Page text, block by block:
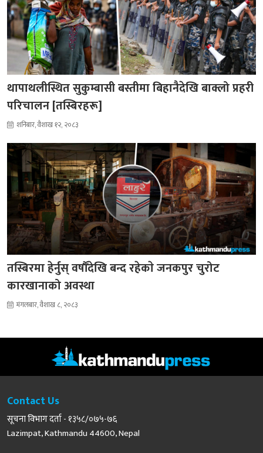
थापाथलीस्थित सुकुम्बासी बस्तीमा बिहानैदेखि बाक्लो प्रहरी
परिचालन [तस्बिरहरू]
शनिबार, वैशाख १२, २०८३
तस्बिरमा हेर्नुस् वर्षौँदेखि बन्द रहेकाे जनकपुर चुरोट
कारखानाको अवस्था
मंगलबार, वैशाख ८, २०८३
Contact Us
सूचना विभाग दर्ता - १३५८/०७५-७६
Lazimpat, Kathmandu 44600, Nepal